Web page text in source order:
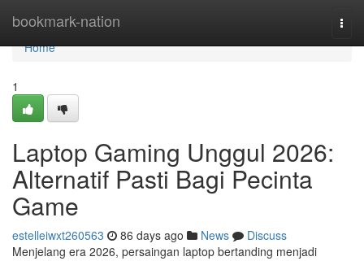
bookmark-nation
Home
Home
1
Laptop Gaming Unggul 2026:
Alternatif Pasti Bagi Pecinta
Game
estelleiwxt260563 86 days ago News
Discuss
Menjelang era 2026, persaingan laptop bertanding menjadi